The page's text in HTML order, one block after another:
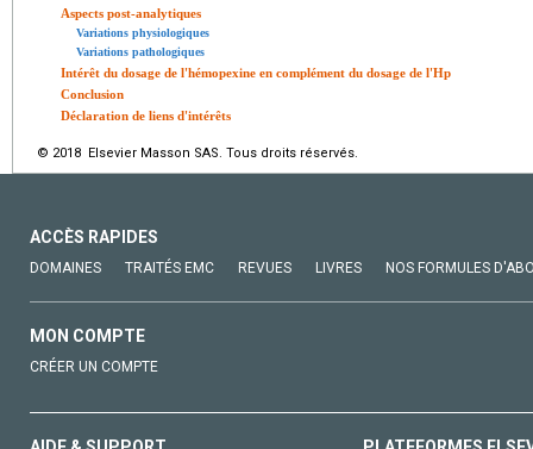
Aspects post-analytiques
Variations physiologiques
Variations pathologiques
Intérêt du dosage de l'hémopexine en complément du dosage de l'Hp
Conclusion
Déclaration de liens d'intérêts
© 2018 Elsevier Masson SAS. Tous droits réservés.
ACCÈS RAPIDES
DOMAINES TRAITÉS EMC REVUES LIVRES NOS FORMULES
MON COMPTE
CRÉER UN COMPTE